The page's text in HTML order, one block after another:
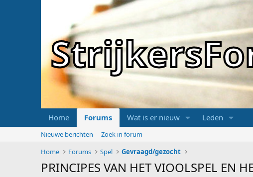
Home Forums Wat is er nieuw Leden
Nieuwe berichten
Zoek in forum
Home
Forums Spel Gevraagd/gezocht
PRINCIPES VAN HET VIOOLSPEL EN